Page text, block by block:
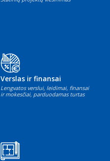
Verslas ir finansai
Lengvatos verslui, leidimai, finansai
ir mokesčiai, parduodamas turtas